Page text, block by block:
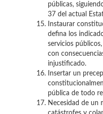
públicas,
37 del actual
Instaurar
defina los
servicios
con
injustificado.
Insertar un
pública de todo
Necesidad de un